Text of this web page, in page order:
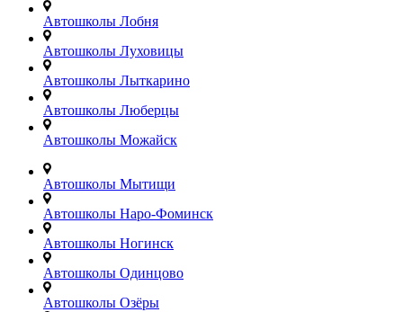
Автошколы Лобня
Автошколы Луховицы
Автошколы Лыткарино
Автошколы Люберцы
Автошколы Можайск
Автошколы Мытищи
Автошколы Наро-Фоминск
Автошколы Ногинск
Автошколы Одинцово
Автошколы Озёры